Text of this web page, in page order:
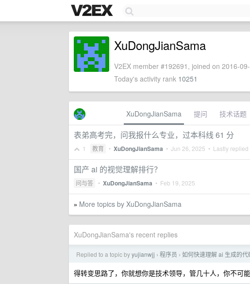
XuDongJianSama
V2EX member #192691, joined on 2016-
Today's activity rank 10251
XuDongJianSama 提问 技术话题
表弟高考完，问我报什么专业，过本科线 61 分
1 教育 • XuDongJianSama • Jun 26, 2025 • Lastly replied
国产 ai 的视觉理解排行？
问与答 • XuDongJianSama • Feb 19, 2025
» More topics by XuDongJianSama
XuDongJianSama's recent replies
Replied to a topic byyujianwjj › 程序员 › 如何快速理解 ai 生成的代
得转变思路了，你就想你是技术领导，管几十人，你不可